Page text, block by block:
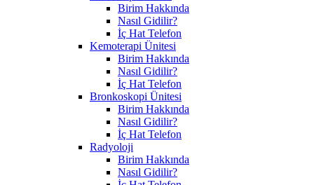
Birim Hakkında
Nasıl Gidilir?
İç Hat Telefon
Kemoterapi Ünitesi
Birim Hakkında
Nasıl Gidilir?
İç Hat Telefon
Bronkoskopi Ünitesi
Birim Hakkında
Nasıl Gidilir?
İç Hat Telefon
Radyoloji
Birim Hakkında
Nasıl Gidilir?